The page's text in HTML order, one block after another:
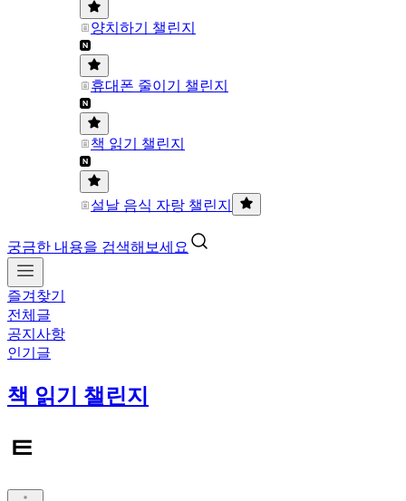
양치하기 챌린지
휴대폰 줄이기 챌린지
책 읽기 챌린지
설날 음식 자랑 챌린지
궁금한 내용을 검색해보세요
즐겨찾기
전체글
공지사항
인기글
책 읽기 챌린지
ㅌ